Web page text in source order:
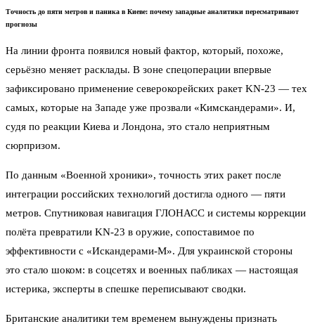
Точность до пяти метров и паника в Киеве: почему западные аналитики пересматривают
прогнозы
На линии фронта появился новый фактор, который, похоже,
серьёзно меняет расклады. В зоне спецоперации впервые
зафиксировано применение северокорейских ракет KN-23 — тех
самых, которые на Западе уже прозвали «Кимскандерами». И,
судя по реакции Киева и Лондона, это стало неприятным
сюрпризом.
По данным «Военной хроники», точность этих ракет после
интеграции российских технологий достигла одного — пяти
метров. Спутниковая навигация ГЛОНАСС и системы коррекции
полёта превратили KN-23 в оружие, сопоставимое по
эффективности с «Искандерами-М». Для украинской стороны
это стало шоком: в соцсетях и военных пабликах — настоящая
истерика, эксперты в спешке переписывают сводки.
Британские аналитики тем временем вынуждены признать